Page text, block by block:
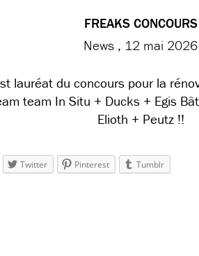
FREAKS CONCOURS
News
12 mai 2026
lauréat du concours pour la
team In Situ + Ducks + Egis
Elioth + Peutz !!
Twitter Pinterest Tumblr